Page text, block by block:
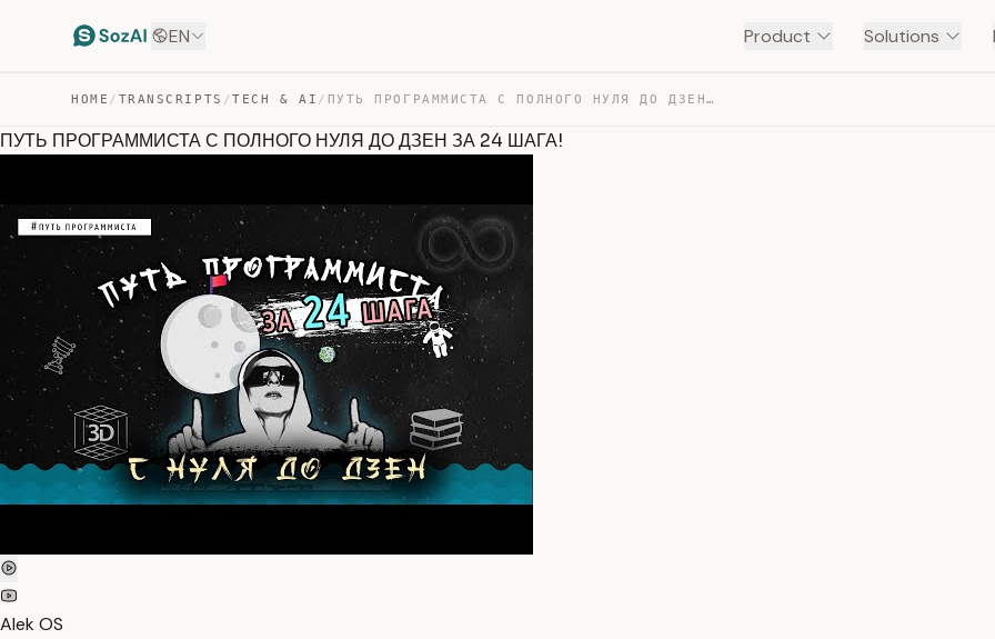
EN Product Solutions
HOME / TRANSCRIPTS /TECH & AI / ПУТЬ ПРОГРАММИСТА С ПОЛНОГО НУЛЯ ДО ДЗЕН ЗА 24 ШАГА! — TRANSCRIPT
ПУТЬ ПРОГРАММИСТА С ПОЛНОГО НУЛЯ ДО ДЗЕН ЗА 24 ШАГА!
Alek OS